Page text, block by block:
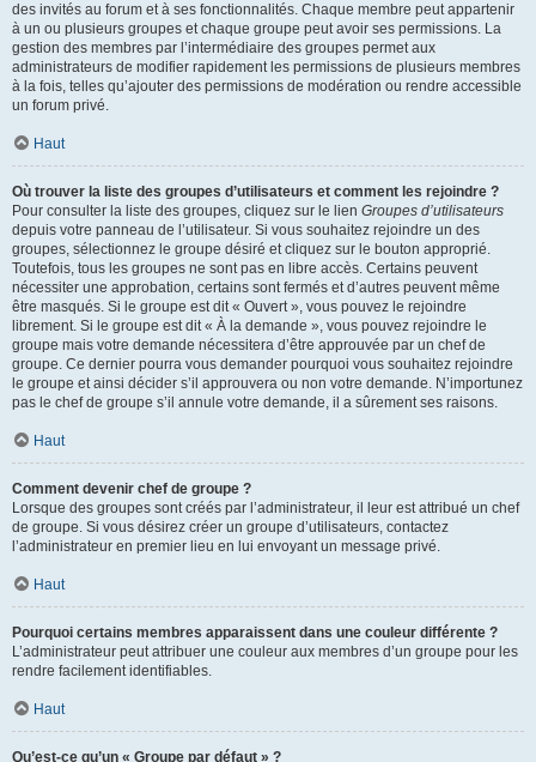
des invités au forum et à ses fonctionnalités. Chaque membre peut appartenir
à un ou plusieurs groupes et chaque groupe peut avoir ses permissions. La
gestion des membres par l’intermédiaire des groupes permet aux
administrateurs de modifier rapidement les permissions de plusieurs membres
à la fois, telles qu’ajouter des permissions de modération ou rendre accessible
un forum privé.
Haut
Où trouver la liste des groupes d’utilisateurs et comment les rejoindre ?
Pour consulter la liste des groupes, cliquez sur le lien Groupes d’utilisateurs
depuis votre panneau de l’utilisateur. Si vous souhaitez rejoindre un des
groupes, sélectionnez le groupe désiré et cliquez sur le bouton approprié.
Toutefois, tous les groupes ne sont pas en libre accès. Certains peuvent
nécessiter une approbation, certains sont fermés et d’autres peuvent même
être masqués. Si le groupe est dit « Ouvert », vous pouvez le rejoindre
librement. Si le groupe est dit « À la demande », vous pouvez rejoindre le
groupe mais votre demande nécessitera d’être approuvée par un chef de
groupe. Ce dernier pourra vous demander pourquoi vous souhaitez rejoindre
le groupe et ainsi décider s’il approuvera ou non votre demande. N’importunez
pas le chef de groupe s’il annule votre demande, il a sûrement ses raisons.
Haut
Comment devenir chef de groupe ?
Lorsque des groupes sont créés par l’administrateur, il leur est attribué un chef
de groupe. Si vous désirez créer un groupe d’utilisateurs, contactez
l’administrateur en premier lieu en lui envoyant un message privé.
Haut
Pourquoi certains membres apparaissent dans une couleur différente ?
L’administrateur peut attribuer une couleur aux membres d’un groupe pour les
rendre facilement identifiables.
Haut
Qu’est-ce qu’un « Groupe par défaut » ?